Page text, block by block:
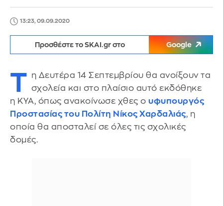
13:23, 09.09.2020
Προσθέστε το SKAI.gr στο Google
Τ η Δευτέρα 14 Σεπτεμβρίου θα ανοίξουν τα
σχολεία και στο πλαίσιο αυτό εκδόθηκε
η ΚΥΑ, όπως ανακοίνωσε χθες ο υφυπουργός
Προστασίας του Πολίτη Νίκος Χαρδαλιάς, η
οποία θα αποσταλεί σε όλες τις σχολικές
δομές.